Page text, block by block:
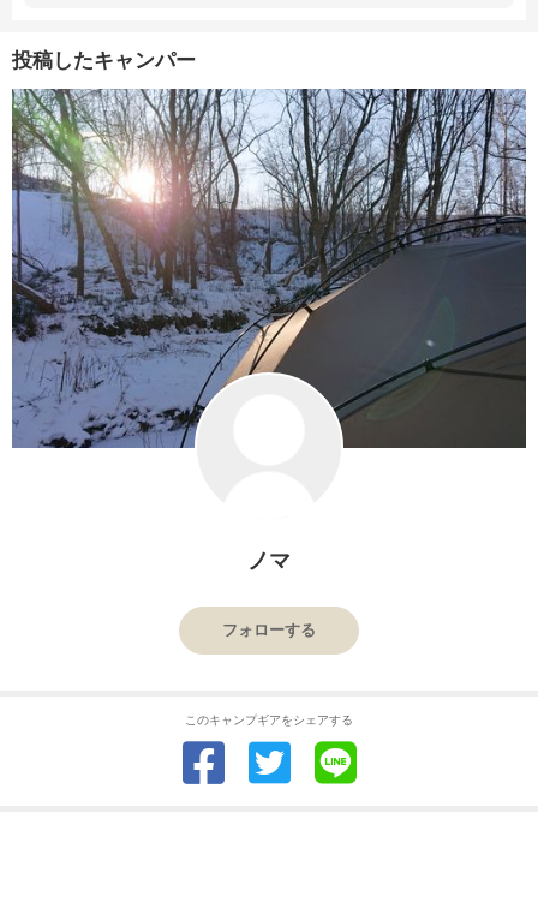
投稿したキャンパー
ノマ
フォローする
このキャンプギアをシェアする